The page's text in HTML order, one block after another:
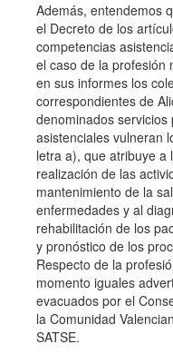
Además, entendemos
el Decreto de los
competencias
el caso de la profesión
en sus informes los
correspondientes de
denominados
asistenciales vulneran
letra a), que atribuye a
realización de las
mantenimiento de la
enfermedades y al
rehabilitación de los
y pronóstico de los
Respecto de la
momento iguales
evacuados por el
la Comunidad
SATSE.